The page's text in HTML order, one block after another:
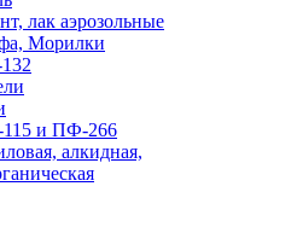
лак аэрозольные
Морилки
и ПФ-266
алкидная,